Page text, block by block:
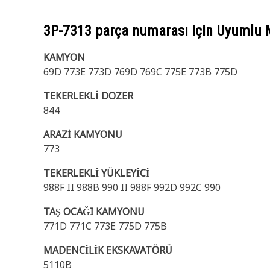
3P-7313 parça numarası için Uyumlu
KAMYON
69D 773E 773D 769D 769C 775E 773B 775D
TEKERLEKLİ DOZER
844
ARAZİ KAMYONU
773
TEKERLEKLİ YÜKLEYİCİ
988F II 988B 990 II 988F 992D 992C 990
TAŞ OCAĞI KAMYONU
771D 771C 773E 775D 775B
MADENCİLİK EKSKAVATÖRÜ
5110B